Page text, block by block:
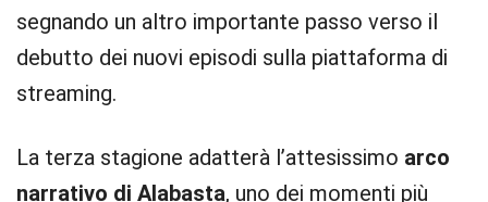
segnando un altro importante passo verso il
debutto dei nuovi episodi sulla piattaforma di
streaming.
La terza stagione adatterà l’attesissimo arco
narrativo di Alabasta, uno dei momenti più